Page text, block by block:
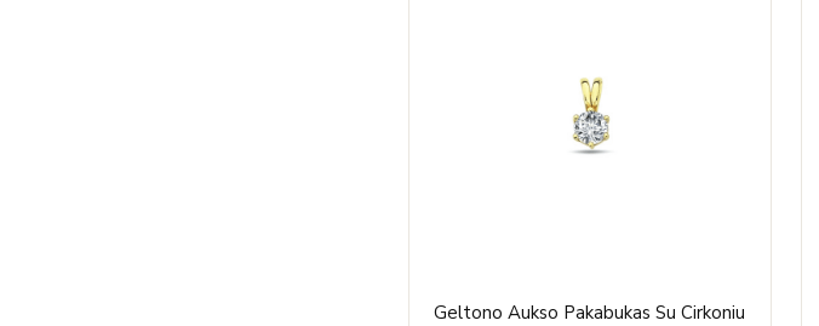
Geltono Aukso Pakabukas Su Cirkoniu